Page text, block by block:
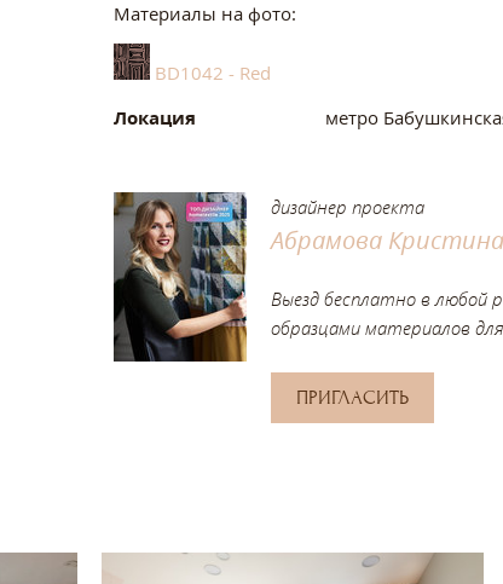
Материалы на фото:
BD1042 - Red
Локация
метро
дизайнер проекта
Абрамова Кристина
Выезд бесплатно в любой
образцами материалов
ПРИГЛАСИТЬ